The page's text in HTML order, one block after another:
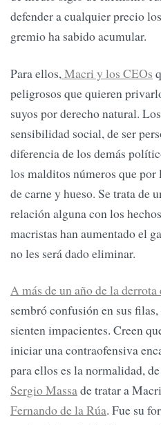
defender a cualquier precio
gremio ha sabido acumular.
Para ellos,Macri y los CEOs
peligrosos que quieren
suyos por derecho natural.
sensibilidad social, de ser
diferencia de los demás
los malditos números que por
de carne y hueso. Se trata de
relación alguna con los
macristas han aumentado el
no les será dado eliminar.
A más de un año de la
sembró confusión en sus
sienten impacientes. Creen
iniciar una contraofensiva
para ellos es la normalidad,
Sergio Massade tratar a
Fernando de la Rúa. Fue su